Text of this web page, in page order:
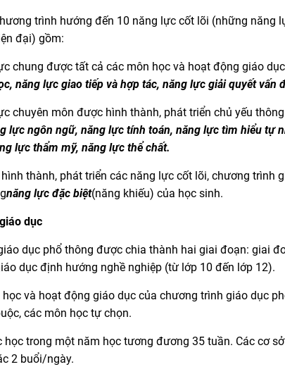
trình hướng đến 10 năng lực cốt lõi (những năng
đại) gồm:
chung được tất cả các môn học và hoạt động giáo
năng lực giao tiếp và hợp tác, năng lực giải quyết vấn
chuyên môn được hình thành, phát triển chủ yếu
lực ngôn ngữ, năng lực tính toán, năng lực tìm hiểu tự
lực thẩm mỹ, năng lực thể chất.
hình thành, phát triển các năng lực cốt lõi, chương trình
năng lực đặc biệt(năng khiếu) của học sinh.
dục
dục phổ thông được chia thành hai giai đoạn: giai
dục định hướng nghề nghiệp (từ lớp 10 đến lớp 12).
học và hoạt động giáo dục của chương trình giáo dục
các môn học tự chọn.
trong một năm học tương đương 35 tuần. Các cơ
2 buổi/ngày.